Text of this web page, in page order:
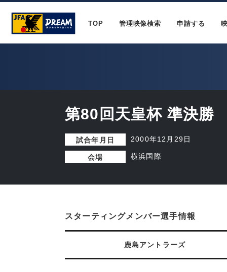
TOP 管理映像検索 申請する
第80回天皇杯 準決勝
試合年月日 2000年12月29日
会場 横浜国際
スターティングメンバー選手情報
鹿島アントラーズ